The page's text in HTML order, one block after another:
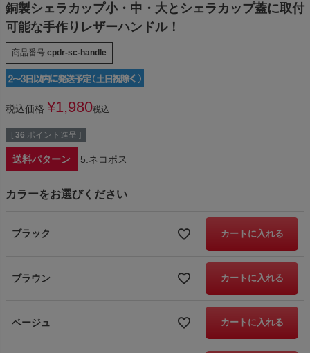
銅製シェラカップ小・中・大とシェラカップ蓋に取付
可能な手作りレザーハンドル！
商品番号 cpdr-sc-handle
税込価格 ¥1,980税込
[ 36 ポイント進呈 ]
送料パターン 5.ネコポス
カラーをお選びください
ブラック カートに入れる
ブラウン カートに入れる
ベージュ カートに入れる